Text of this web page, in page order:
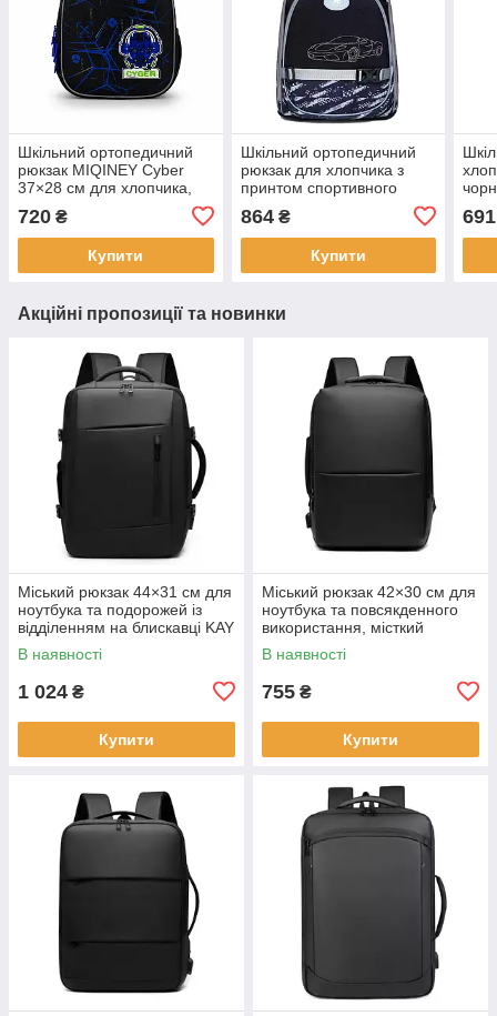
Шкільний ортопедичний
рюкзак MIQINEY Cyber
37×28 см для хлопчика,
720 ₴
Купити
Шкільний ортопедичний
рюкзак для хлопчика з
принтом спортивного
автомобіля, чорно-сірий
LZ
864₴
Купити
691
Акційні пропозиції та новинки
Міський рюкзак 44×31 см для
ноутбука та подорожей із
відділенням на блискавці KAY
В наявності
1 024 ₴
Купити
Міський рюкзак 42×30 см для
ноутбука та повсякденного
використання, місткий
чорний KAY
В наявності
755 ₴
Купити